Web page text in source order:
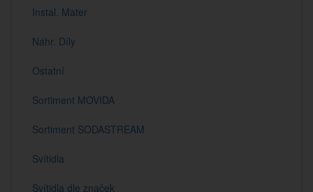
Instal. Mater
Náhr. Díly
Ostatní
Sortiment MOVIDA
Sortiment SODASTREAM
Svítidla
Svítidla dle značek